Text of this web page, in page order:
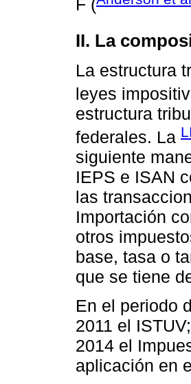
F (
II. La
La estructura
leyes
estructura
federales. La
siguiente
IEPS e ISAN
las
Importación
otros
base, tasa o
que se tiene
En el periodo
2011 el
2014 el
aplicación en